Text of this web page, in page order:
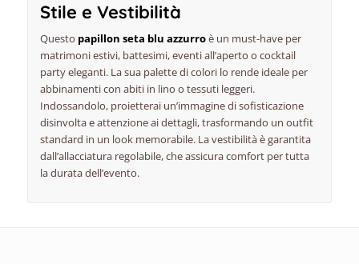
Stile e Vestibilità
Questo papillon seta blu azzurroè un must-haveper
matrimoni estivi, battesimi, eventi all’aperto o cocktail
party eleganti. La sua palette di colori lo rende ideale per
abbinamenti con abiti in lino o tessuti leggeri.
Indossandolo, proietterai un’immagine di sofisticazione
disinvolta e attenzione ai dettagli, trasformando un outfit
standard in un look memorabile. La vestibilità è garantita
dall’allacciatura regolabile, che assicura comfort per tutta
la durata dell’evento.